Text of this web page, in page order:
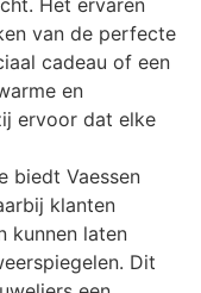
Het ervaren
van de perfecte
cadeau of een
en
ervoor dat elke
biedt Vaessen
klanten
kunnen laten
Dit